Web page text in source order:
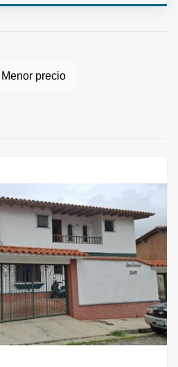
Menor precio